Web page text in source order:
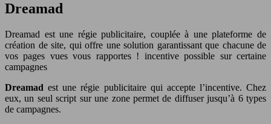
Dreamad
Dreamad est une régie publicitaire, couplée à une plateforme de
création de site, qui offre une solution garantissant que chacune de
vos pages vues vous rapportes ! incentive possible sur certaine
campagnes
Dreamad est une régie publicitaire qui accepte l’incentive. Chez
eux, un seul script sur une zone permet de diffuser jusqu’à 6 types
de campagnes.